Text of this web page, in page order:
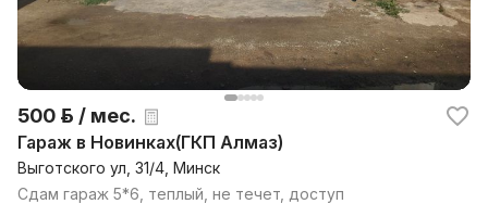
500 р. / мес.
Гараж в Новинках(ГКП Алмаз)
Выготского ул, 31/4, Минск
Сдам гараж 5*6, теплый, не течет, доступ